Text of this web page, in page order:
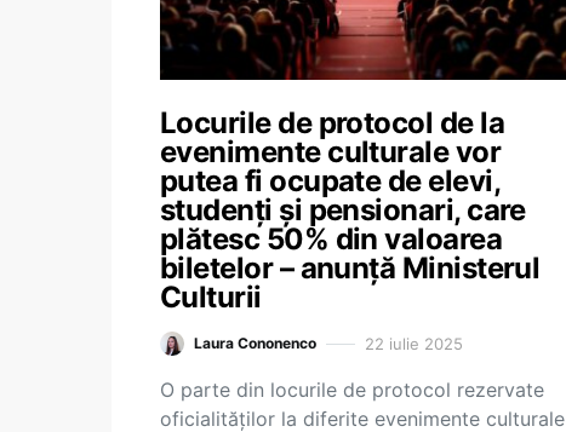
Locurile de protocol de la
evenimente culturale vor
putea fi ocupate de elevi,
studenți și pensionari, care
plătesc 50% din valoarea
biletelor – anunță Ministerul
Culturii
Laura Cononenco 22 iulie 2025
O parte din locurile de protocol rezervate
oficialităților la diferite evenimente culturale